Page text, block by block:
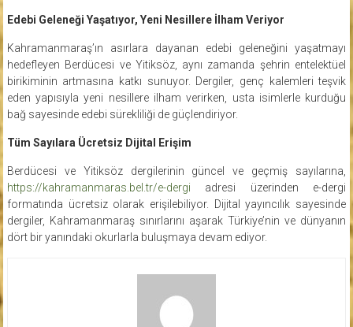
Edebi Geleneği Yaşatıyor, Yeni Nesillere İlham Veriyor
Kahramanmaraş’ın asırlara dayanan edebi geleneğini yaşatmayı
hedefleyen Berdücesi ve Yitiksöz, aynı zamanda şehrin entelektüel
birikiminin artmasına katkı sunuyor. Dergiler, genç kalemleri teşvik
eden yapısıyla yeni nesillere ilham verirken, usta isimlerle kurduğu
bağ sayesinde edebi sürekliliği de güçlendiriyor.
Tüm Sayılara Ücretsiz Dijital Erişim
Berdücesi ve Yitiksöz dergilerinin güncel ve geçmiş sayılarına,
https://kahramanmaras.bel.tr/e-dergi adresi üzerinden e-dergi
formatında ücretsiz olarak erişilebiliyor. Dijital yayıncılık sayesinde
dergiler, Kahramanmaraş sınırlarını aşarak Türkiye’nin ve dünyanın
dört bir yanındaki okurlarla buluşmaya devam ediyor.